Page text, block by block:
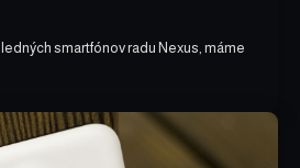
smartfónov radu Nexus, máme